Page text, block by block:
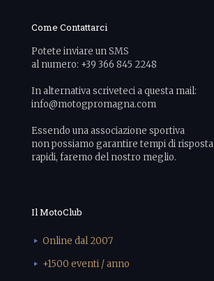
Come Contattarci
Potete inviare un SMS
al numero: +39 366 845 2248
In alternativa scriveteci a questa mail:
info@motogpromagna.com
Essendo una associazione sportiva
non possiamo garantire tempi di risposta
rapidi, faremo del nostro meglio.
Il MotoClub
Online dal 2007
+1500 eventi / anno